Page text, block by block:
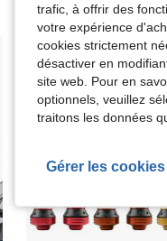
trafic, à offrir des
votre expérience
cookies strictement
désactiver en
site web. Pour en
optionnels, veuillez
traitons les données
Gérer les cookies